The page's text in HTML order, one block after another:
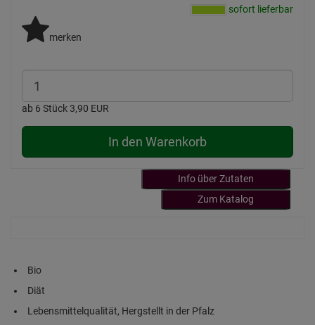
sofort lieferbar
merken
ab 6 Stück 3,90 EUR
In den Warenkorb
Info über Zutaten
Zum Katalog
Bio
Diät
Lebensmittelqualität, Hergstellt in der Pfalz